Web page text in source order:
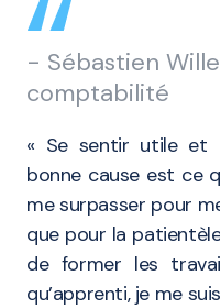
- Sébastien
comptabilité
« Se sentir utile et
bonne cause est ce
me surpasser pour
que pour la
de former les
qu’apprenti, je me